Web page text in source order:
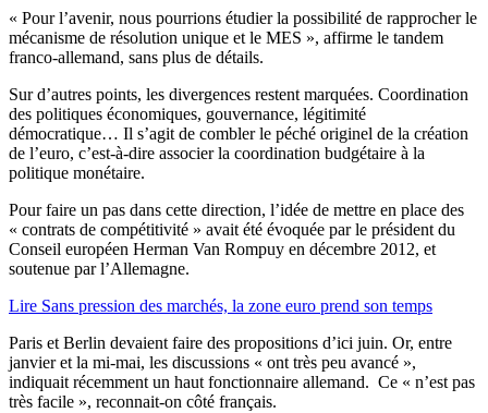
« Pour l’avenir, nous pourrions étudier la possibilité de rapprocher le
mécanisme de résolution unique et le MES », affirme le tandem
franco-allemand, sans plus de détails.
Sur d’autres points, les divergences restent marquées. Coordination
des politiques économiques, gouvernance, légitimité
démocratique… Il s’agit de combler le péché originel de la création
de l’euro, c’est-à-dire associer la coordination budgétaire à la
politique monétaire.
Pour faire un pas dans cette direction, l’idée de mettre en place des
« contrats de compétitivité » avait été évoquée par le président du
Conseil européen Herman Van Rompuy en décembre 2012, et
soutenue par l’Allemagne.
Lire Sans pression des marchés, la zone euro prend son temps
Paris et Berlin devaient faire des propositions d’ici juin. Or, entre
janvier et la mi-mai, les discussions « ont très peu avancé »,
indiquait récemment un haut fonctionnaire allemand. Ce « n’est pas
très facile », reconnait-on côté français.